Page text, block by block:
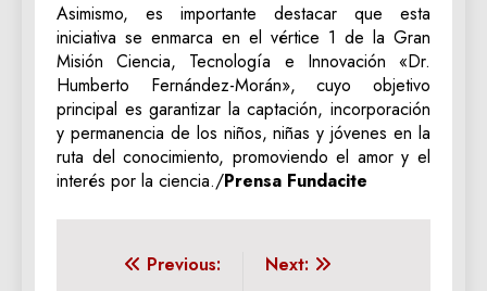
Asimismo, es importante destacar que esta
iniciativa se enmarca en el vértice 1 de la Gran
Misión Ciencia, Tecnología e Innovación «Dr.
Humberto Fernández-Morán», cuyo objetivo
principal es garantizar la captación, incorporación
y permanencia de los niños, niñas y jóvenes en la
ruta del conocimiento, promoviendo el amor y el
interés por la ciencia./Prensa Fundacite
Navegación
Previous:
Next: